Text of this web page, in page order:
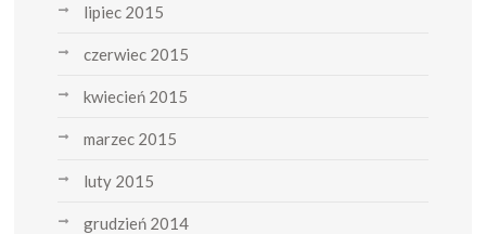
lipiec 2015
czerwiec 2015
kwiecień 2015
marzec 2015
luty 2015
grudzień 2014